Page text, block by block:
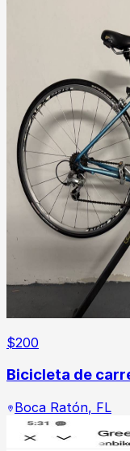
$200
Bicicleta de
Boca Ratón, FL